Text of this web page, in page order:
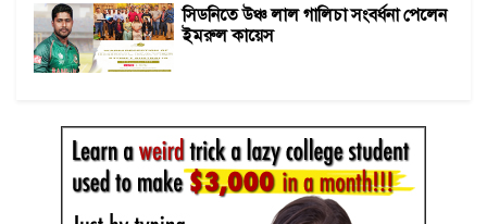
সিডনিতে উঞ্চ লাল গালিচা সংবর্ধনা পেলেন
ইমরুল কায়েস